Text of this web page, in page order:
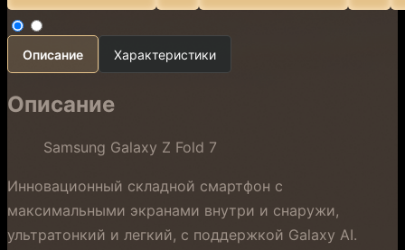
Описание Характеристики
Описание
Samsung Galaxy Z Fold 7
Инновационный складной смартфон с
максимальными экранами внутри и снаружи,
ультратонкий и легкий, с поддержкой Galaxy AI.